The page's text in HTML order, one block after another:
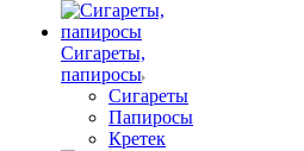
Сигареты,
папиросы
Сигареты
Папиросы
Кретек